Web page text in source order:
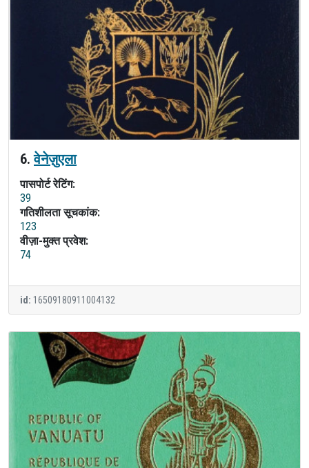
6.वेनेज़ुएला
पासपोर्ट रेटिंग:
39
गतिशीलता सूचकांक:
123
वीज़ा-मुक्त प्रवेश:
74
id: 16509180911004132